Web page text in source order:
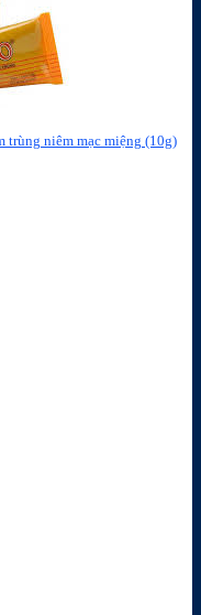
trùng niêm mạc miệng (10g)